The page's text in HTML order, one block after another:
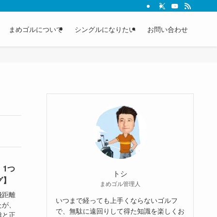
まめゴルについて シングルになりたい お問い合わせ
1つ
離
、
正
トシ
まめゴル管理人
いつまで経っても上手くならないゴルフ
で、無駄に遠回りして得た知識を楽しくお